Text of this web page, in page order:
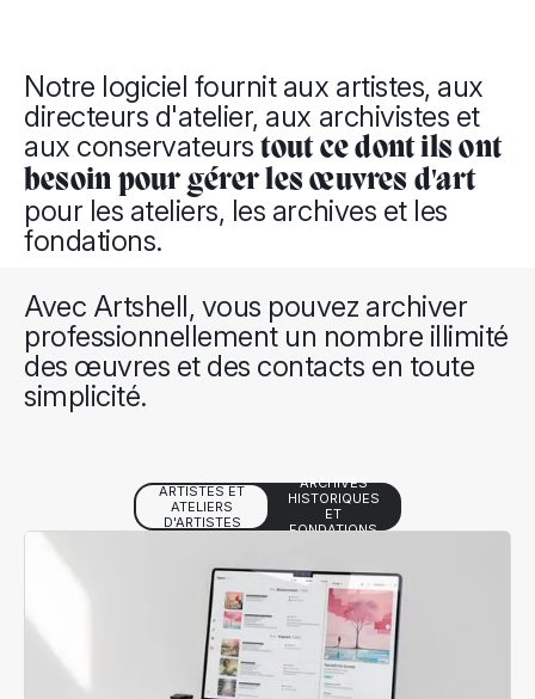
Notre logiciel fournit aux artistes, aux
directeurs d'atelier, aux archivistes et
aux conservateurstout ce dont ils ont
besoin pour gérer les œuvres d'art
pour les ateliers, les archives et les
fondations.
Avec Artshell, vous pouvez archiver
professionnellement un nombre illimité
des œuvres et des contacts en toute
simplicité.
ARTISTES ET
ATELIERS
D'ARTISTES
ARCHIVES
HISTORIQUES
ET
FONDATIONS